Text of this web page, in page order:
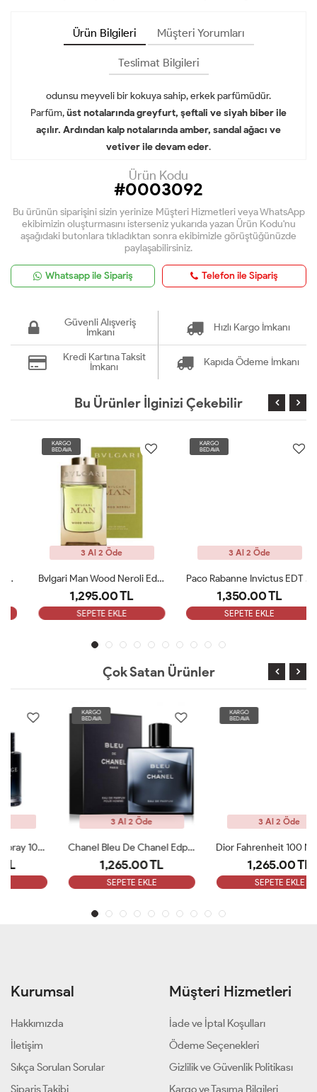
Ürün Bilgileri Müşteri Yorumları
Teslimat Bilgileri
odunsu meyveli bir kokuya sahip, erkek parfümüdür.
Parfüm,üst notalarında greyfurt, şeftali ve siyah biber ile
açılır. Ardından kalp notalarında amber, sandal ağacı ve
vetiver ile devam eder.
Ürün Kodu
#0003092
Bu ürünün siparişini sizin yerinize Müşteri Hizmetleri veya WhatsApp
ekibimizin oluşturmasını isterseniz yukarıda yazan Ürün Kodu'nu
aşağıdaki butonlara tıkladıktan sonra ekibimizle görüştüğünüzde
paylaşabilirsiniz.
Whatsapp ile Sipariş Telefon ile Sipariş
Güvenli Alışveriş
İmkanı
Hızlı Kargo İmkanı
Kredi Kartına Taksit
İmkanı
Kapıda Ödeme İmkanı
Bu Ürünler İlginizi Çekebilir
KARGO
BEDAVA
3 Al 2 Öde
Bvlgari Man Wood Neroli Edp 100 Ml ARC
1,295.00 TL
SEPETE EKLE
KARGO
BEDAVA
3 Al 2 Öde
Paco Rabanne Invictus EDT Erkek Parfüm 100 Ml ARC
1,350.00 TL
SEPETE EKLE
Çok Satan Ürünler
KARGO
BEDAVA
3 Al 2 Öde
Chanel Bleu De Chanel Edp 100 Ml ARC
1,265.00 TL
SEPETE EKLE
KARGO
BEDAVA
Dior Fahrenheit 100 Ml EDT Erkek Parfüm ARC
1,265.00 TL
SEPETE EKLE
Kurumsal
Hakkımızda
İletişim
Sıkça Sorulan Sorular
Sipariş Takibi
Müşteri Hizmetleri
İade ve İptal Koşulları
Ödeme Seçenekleri
Gizlilik ve Güvenlik Politikası
Kargo ve Taşıma Bilgileri